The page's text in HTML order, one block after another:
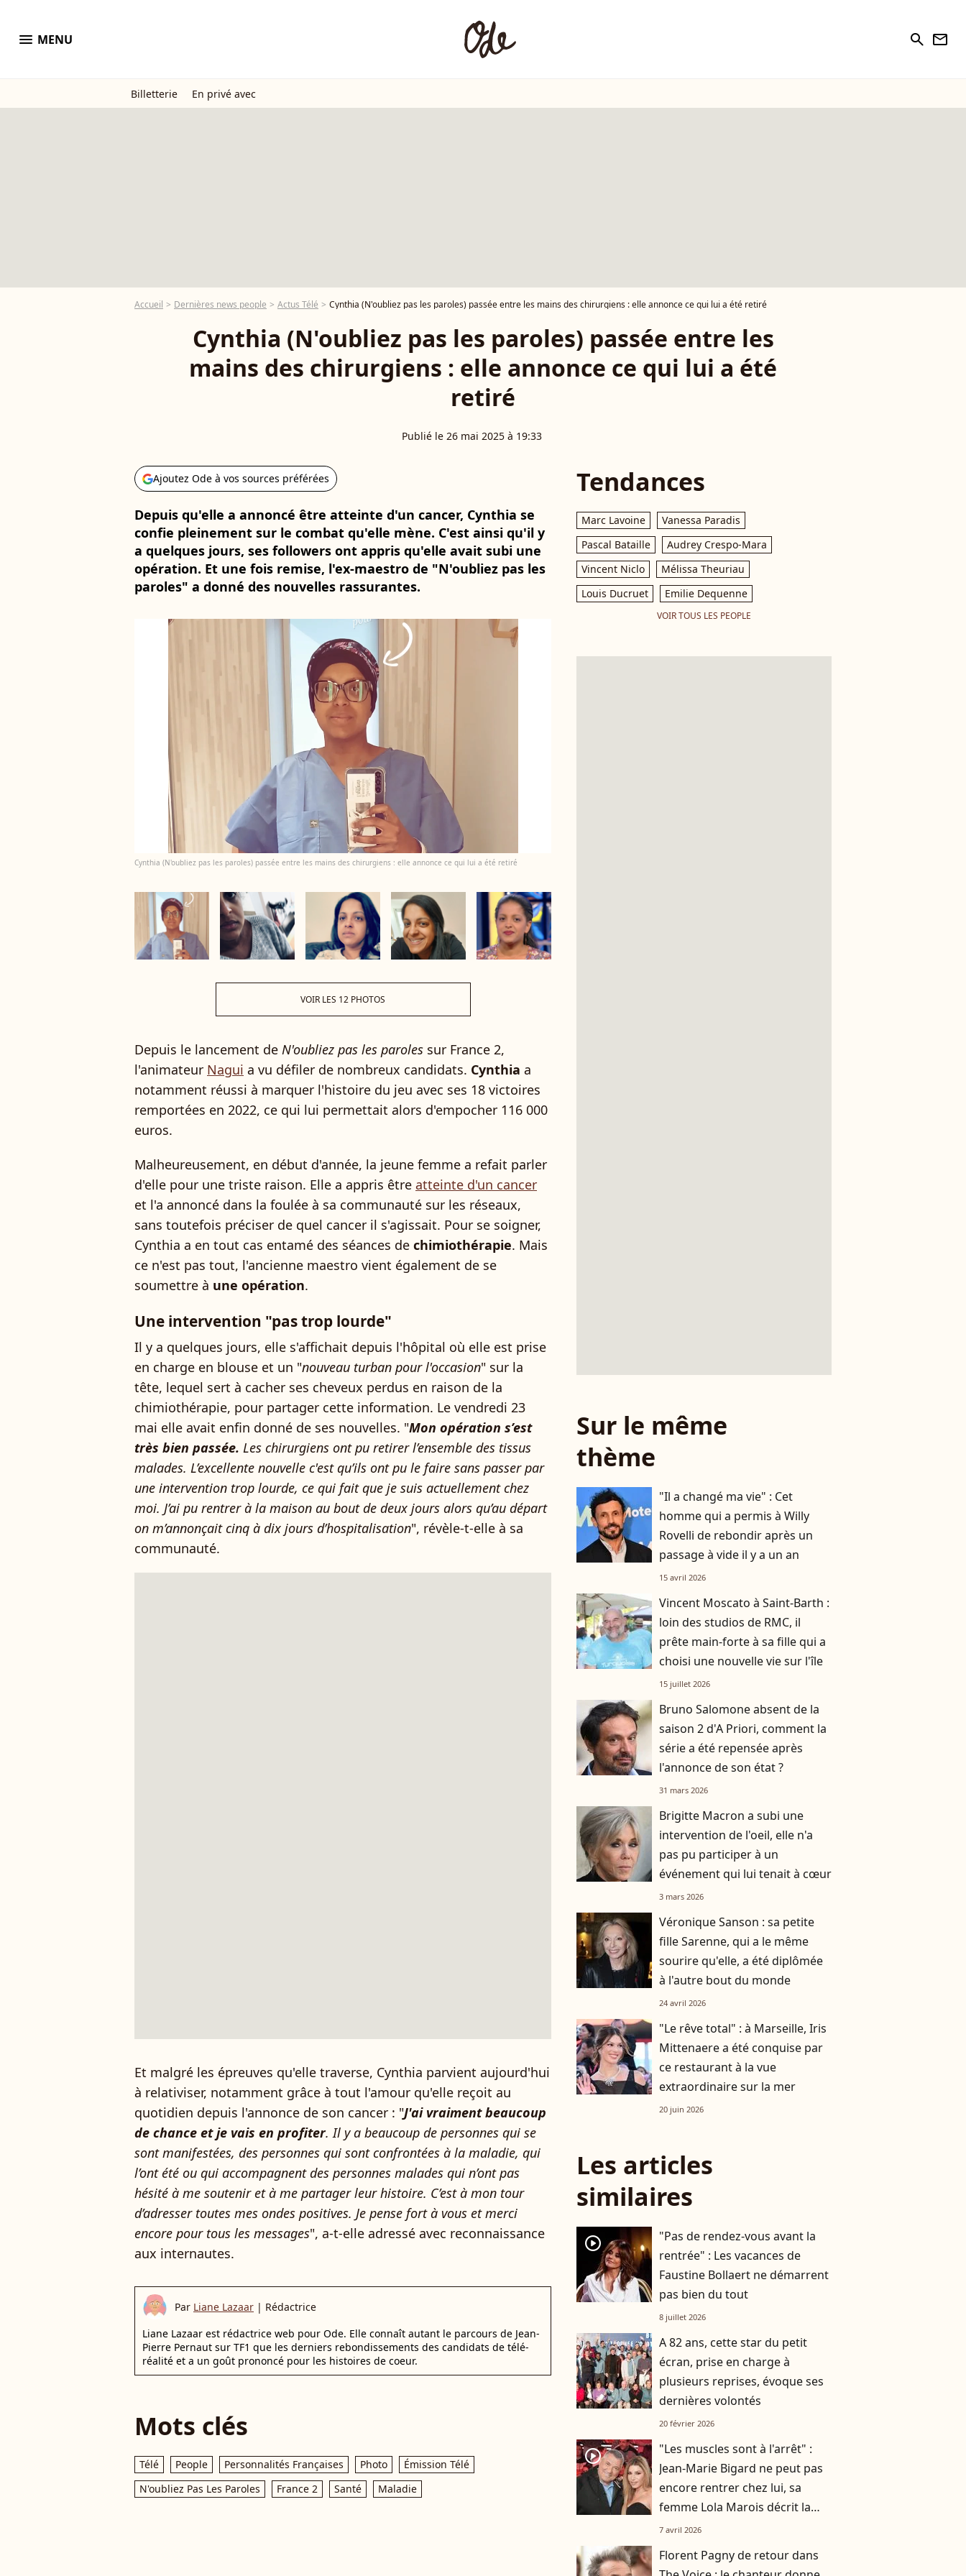
menu MENU search newsletter
Billetterie En privé avec
Accueil Dernières news people Actus Télé Cynthia (N'oubliez pas les paroles) passée entre les mains des chirurgiens : elle annonce ce qui lui a été retiré
Cynthia (N'oubliez pas les paroles) passée entre les
mains des chirurgiens : elle annonce ce qui lui a été
retiré
Publié le 26 mai 2025 à 19:33
Ajoutez Ode à vos sources préférées
Depuis qu'elle a annoncé être atteinte d'un cancer, Cynthia se
confie pleinement sur le combat qu'elle mène. C'est ainsi qu'il y
a quelques jours, ses followers ont appris qu'elle avait subi une
opération. Et une fois remise, l'ex-maestro de "N'oubliez pas les
paroles" a donné des nouvelles rassurantes.
Cynthia (N'oubliez pas les paroles) passée entre les mains des chirurgiens : elle annonce ce qui lui a été retiré
VOIR LES 12 PHOTOS
Depuis le lancement de N'oubliez pas les paroles sur France 2,
l'animateur Nagui a vu défiler de nombreux candidats. Cynthia a
notamment réussi à marquer l'histoire du jeu avec ses 18 victoires
remportées en 2022, ce qui lui permettait alors d'empocher 116 000
euros.
Malheureusement, en début d'année, la jeune femme a refait parler
d'elle pour une triste raison. Elle a appris être atteinte d'un cancer
et l'a annoncé dans la foulée à sa communauté sur les réseaux,
sans toutefois préciser de quel cancer il s'agissait. Pour se soigner,
Cynthia a en tout cas entamé des séances de chimiothérapie. Mais
ce n'est pas tout, l'ancienne maestro vient également de se
soumettre à une opération.
Une intervention "pas trop lourde"
Il y a quelques jours, elle s'affichait depuis l'hôpital où elle est prise
en charge en blouse et un "nouveau turban pour l'occasion" sur la
tête, lequel sert à cacher ses cheveux perdus en raison de la
chimiothérapie, pour partager cette information. Le vendredi 23
mai elle avait enfin donné de ses nouvelles. "Mon opération s’est
très bien passée. Les chirurgiens ont pu retirer l’ensemble des tissus
malades. L’excellente nouvelle c'est qu’ils ont pu le faire sans passer par
une intervention trop lourde, ce qui fait que je suis actuellement chez
moi. J’ai pu rentrer à la maison au bout de deux jours alors qu’au départ
on m’annonçait cinq à dix jours d’hospitalisation", révèle-t-elle à sa
communauté.
Et malgré les épreuves qu'elle traverse, Cynthia parvient aujourd'hui
à relativiser, notamment grâce à tout l'amour qu'elle reçoit au
quotidien depuis l'annonce de son cancer : "J'ai vraiment beaucoup
de chance et je vais en profiter. Il y a beaucoup de personnes qui se
sont manifestées, des personnes qui sont confrontées à la maladie, qui
l’ont été ou qui accompagnent des personnes malades qui n’ont pas
hésité à me soutenir et à me partager leur histoire. C’est à mon tour
d’adresser toutes mes ondes positives. Je pense fort à vous et merci
encore pour tous les messages", a-t-elle adressé avec reconnaissance
aux internautes.
Par Liane Lazaar | Rédactrice
Liane Lazaar est rédactrice web pour Ode. Elle connaît autant le parcours de Jean-
Pierre Pernaut sur TF1 que les derniers rebondissements des candidats de télé-
réalité et a un goût prononcé pour les histoires de coeur.
Mots clés
Télé People Personnalités Françaises Photo
Émission Télé
N'oubliez Pas Les Paroles
France 2 Santé Maladie
Tendances
Marc Lavoine
Vanessa Paradis
Pascal Bataille
Audrey Crespo-Mara
Vincent Niclo
Mélissa Theuriau
Louis Ducruet
Emilie Dequenne
VOIR TOUS LES PEOPLE
Sur le même
thème
"Il a changé ma vie" : Cet
homme qui a permis à Willy
Rovelli de rebondir après un
passage à vide il y a un an
15 avril 2026
Vincent Moscato à Saint-Barth :
loin des studios de RMC, il
prête main-forte à sa fille qui a
choisi une nouvelle vie sur l'île
15 juillet 2026
Bruno Salomone absent de la
saison 2 d'A Priori, comment la
série a été repensée après
l'annonce de son état ?
31 mars 2026
Brigitte Macron a subi une
intervention de l'oeil, elle n'a
pas pu participer à un
événement qui lui tenait à cœur
3 mars 2026
Véronique Sanson : sa petite
fille Sarenne, qui a le même
sourire qu'elle, a été diplômée
à l'autre bout du monde
24 avril 2026
"Le rêve total" : à Marseille, Iris
Mittenaere a été conquise par
ce restaurant à la vue
extraordinaire sur la mer
20 juin 2026
Les articles
similaires
player2
"Pas de rendez-vous avant la
rentrée" : Les vacances de
Faustine Bollaert ne démarrent
pas bien du tout
8 juillet 2026
A 82 ans, cette star du petit
écran, prise en charge à
plusieurs reprises, évoque ses
dernières volontés
20 février 2026
player2
"Les muscles sont à l'arrêt" :
Jean-Marie Bigard ne peut pas
encore rentrer chez lui, sa
femme Lola Marois décrit la
situation
7 avril 2026
Florent Pagny de retour dans